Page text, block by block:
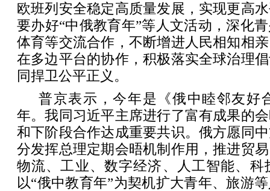
欧班列安全稳定高质量发展，实现更高
要办好“中俄教育年”等人文活动，深化
体育等交流合作，不断增进人民相知相
在多边平台的协作，积极落实全球治理
同捍卫公平正义。
普京表示，今年是《俄中睦邻友好
年。我同习近平主席进行了富有成果的
和下阶段合作达成重要共识。俄方愿同
分发挥总理定期会晤机制作用，推进贸
物流、工业、数字经济、人工智能、科
以“俄中教育年”为契机扩大青年、旅游